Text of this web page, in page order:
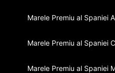
Marele Premiu al Spaniei
Marele Premiu al Spaniei
Marele Premiu al Spaniei